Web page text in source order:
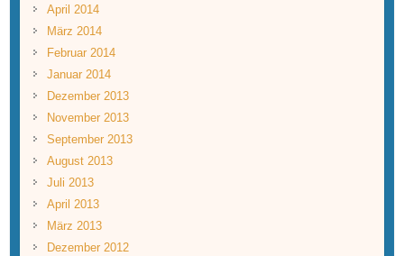
April 2014
März 2014
Februar 2014
Januar 2014
Dezember 2013
November 2013
September 2013
August 2013
Juli 2013
April 2013
März 2013
Dezember 2012